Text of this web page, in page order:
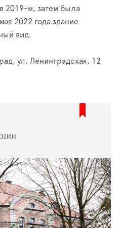
2019-м, затем была
2022 года здание
вид.
ул. Ленинградская, 12